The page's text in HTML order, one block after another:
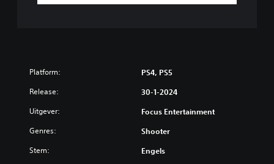
Platform: PS4, PS5
Release: 30-1-2024
Uitgever: Focus Entertainment
Genres: Shooter
Stem: Engels